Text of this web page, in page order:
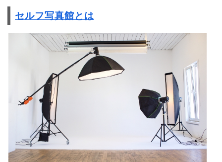
セルフ写真館とは